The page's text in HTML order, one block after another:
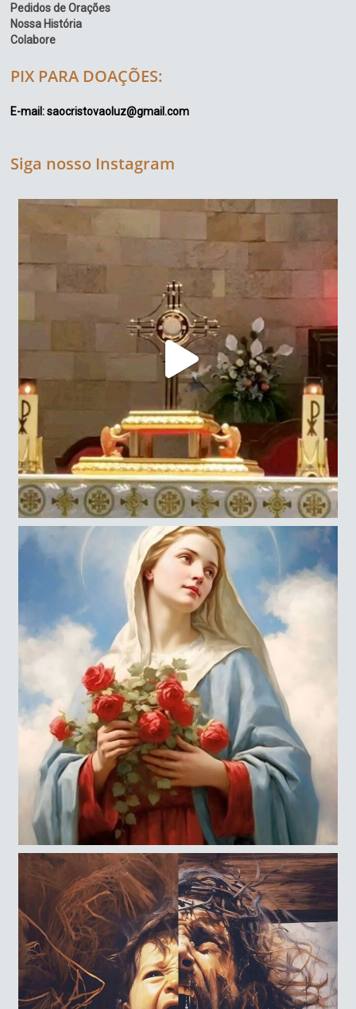
Pedidos de Orações
Nossa História
Colabore
PIX PARA DOAÇÕES:
E-mail: saocristovaoluz@gmail.com
Siga nosso Instagram